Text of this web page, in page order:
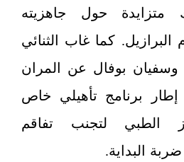
حول جاهزيته
البرازيل. كما غاب الثنائي
وسفيان بوفال عن المران
برنامج تأهيلي خاص
الطبي لتجنب تفاقم
البداية.